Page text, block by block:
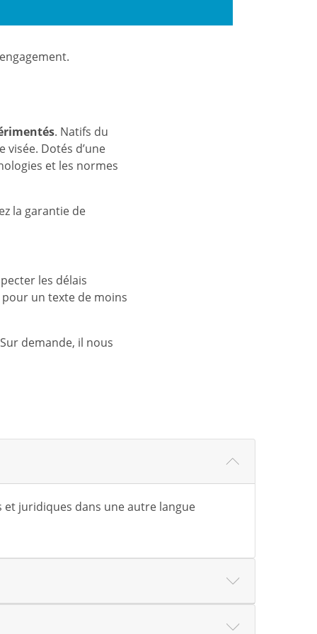
. Natifs du
visée. Dotés d’une
et les normes
la garantie de
les délais
un texte de moins
demande, il nous
et juridiques dans une autre langue